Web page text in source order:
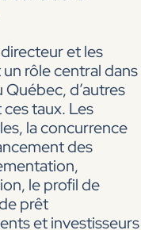
et les
rôle central dans
Québec, d’autres
taux. Les
la concurrence
des
le profil de
prêt
et investisseurs